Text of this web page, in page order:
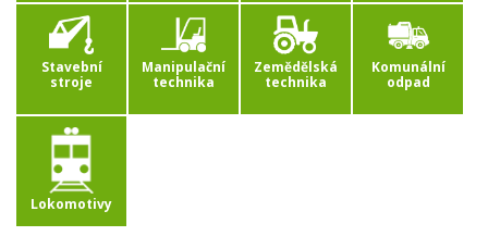
Stavební
stroje
Manipulační
technika
Zemědělská
technika
Komunální
odpad
Lokomotivy